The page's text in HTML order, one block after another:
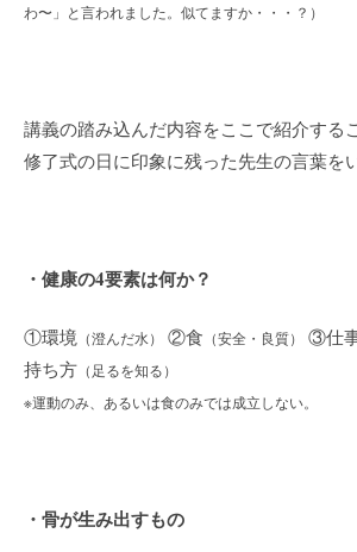
わ〜」と言われました。似てますか・・・？）
講義の踏み込んだ内容をここで紹介する
修了式の日に印象に残った先生の言葉を
・健康の4要素は何か？
①環境 （澄んだ水） ②食 （安全・良質） ③仕
持ち方 （足るを知る）
※運動のみ、あるいは食のみでは成立しない。
・骨が生み出すもの